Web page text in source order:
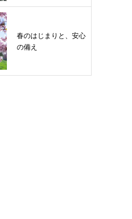
春のはじまりと、安心
の備え